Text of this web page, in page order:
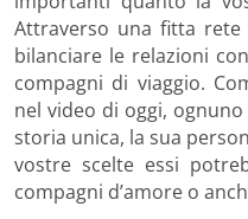
Attraverso una fitta
bilanciare le relazioni
compagni di viaggio.
nel video di oggi,
storia unica, la sua
vostre scelte essi
compagni d’amore o